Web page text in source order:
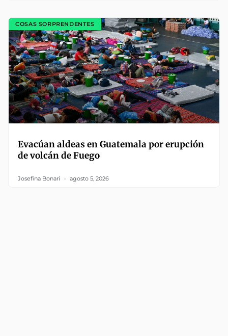
COSAS SORPRENDENTES
Evacúan aldeas en Guatemala por erupción
de volcán de Fuego
Josefina Bonari agosto 5, 2026